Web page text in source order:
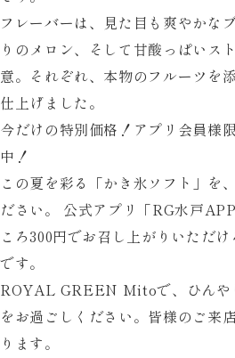
フレーバーは、見た目も爽やかな
りのメロン、そして甘酸っぱい ス
意。それぞれ、本物のフルーツを
仕上げました。
今だけの特別価格！アプリ会員様
中！
この夏を彩る「かき氷ソフト」を
ださい。 公式アプリ「RG水戸
ころ300円でお召し上がりいただ
です。
ROYAL GREEN Mitoで、ひんや
をお過ごしください。皆様のご来
ります。